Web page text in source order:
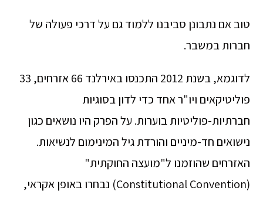
טוב אם נתבונן סביבנו ללמוד גם על דרכי פעולה של
חברות במשבר.
לדוגמא, בשנת 2012 התכנסו באירלנד 66 אזרחים, 33
פוליטיקאים ויו"ר אחד כדי לדון בסוגיות
חברתיות-פוליטיות בוערות. על הפרק היו נושאים כגון
נישואים חד-מיניים והורדת גיל המינימום לנשיאות.
האזרחים שהוזמנו ל"מועצה החוקתית"
(Constitutional Convention) נבחרו באופן אקראי,